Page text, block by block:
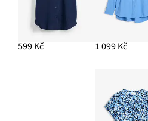
599 Kč 1 099 Kč